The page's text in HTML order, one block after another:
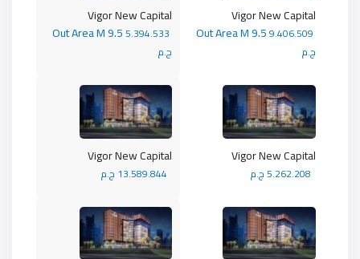
Vigor New Capital
5.394.533
ج.م
Vigor New Capital
9.406.509
ج.م
Vigor New Capital Vigor New Capital